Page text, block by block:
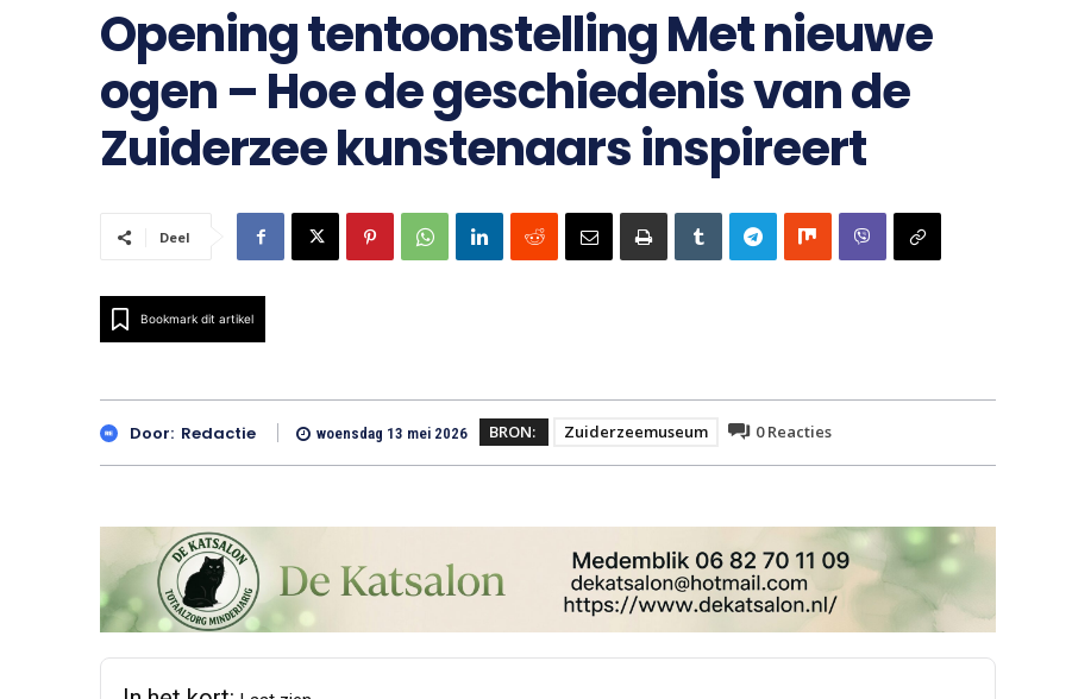
Opening tentoonstelling Met nieuwe
ogen – Hoe de geschiedenis van de
Zuiderzee kunstenaars inspireert
Deel
Bookmark dit artikel
Door: Redactie woensdag 13 mei 2026 BRON: Zuiderzeemuseum 0Reacties